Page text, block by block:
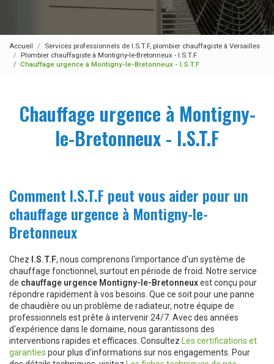
Accueil
Services professionnels de I.S.T.F, plombier chauffagiste à Versailles
Plombier chauffagiste à Montigny-le-Bretonneux - I.S.T.F
Chauffage urgence à Montigny-le-Bretonneux - I.S.T.F
Chauffage urgence à Montigny-
le-Bretonneux - I.S.T.F
Comment I.S.T.F peut vous aider pour un
chauffage urgence à Montigny-le-
Bretonneux
Chez I.S.T.F, nous comprenons l'importance d'un système de
chauffage fonctionnel, surtout en période de froid. Notre service
de chauffage urgence Montigny-le-Bretonneuxest conçu pour
répondre rapidement à vos besoins. Que ce soit pour une panne
de chaudière ou un problème de radiateur, notre équipe de
professionnels est prête à intervenir 24/7. Avec des années
d'expérience dans le domaine, nous garantissons des
interventions rapides et efficaces. Consultez
Les certifications et
garanties pour plus d'informations sur nos engagements. Pour